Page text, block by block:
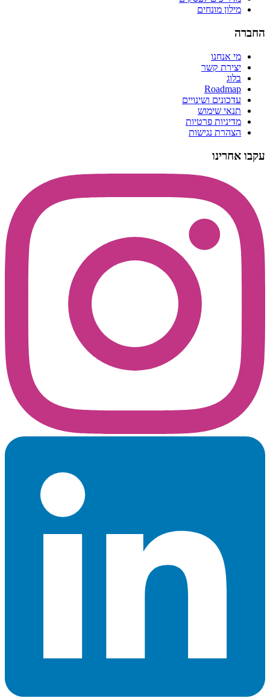
מילון מונחים
החברה
מי אנחנו
יצירת קשר
בלוג
Roadmap
עדכונים ושינויים
תנאי שימוש
מדיניות פרטיות
הצהרת נגישות
עקבו אחרינו